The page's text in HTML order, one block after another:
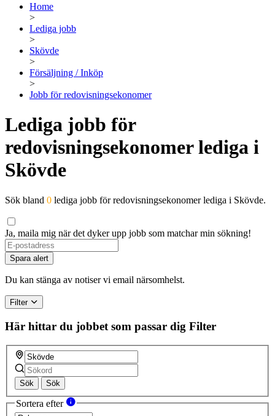
Home
>
Lediga jobb
>
Skövde
>
Försäljning / Inköp
>
Jobb för redovisningsekonomer
Lediga jobb för
redovisningsekonomer lediga i
Skövde
Sök bland 0 lediga jobb för redovisningsekonomer lediga i Skövde.
Ja, maila mig när det dyker upp jobb som matchar min sökning!
Spara alert
Du kan stänga av notiser vi email närsomhelst.
Filter
Här hittar du jobbet som passar dig Filter
Sök Sök
Sortera efter